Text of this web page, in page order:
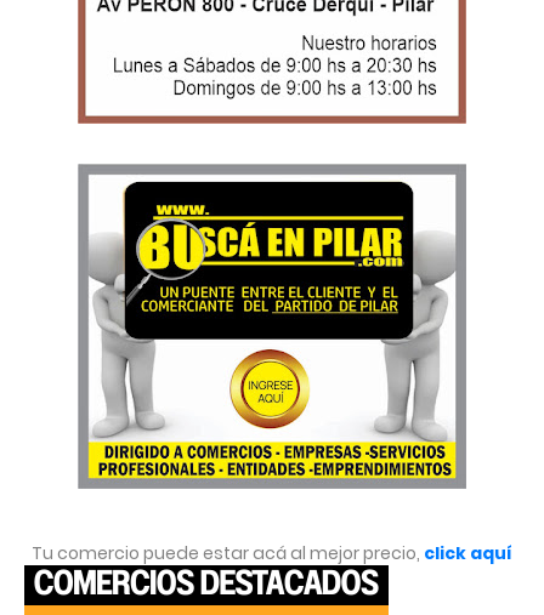
Tu comercio puede estar acá al mejor precio, click aquí